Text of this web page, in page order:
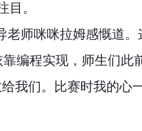
目。
师咪咪拉姆感慨道
编程实现，师生们此
我们。比赛时我的心